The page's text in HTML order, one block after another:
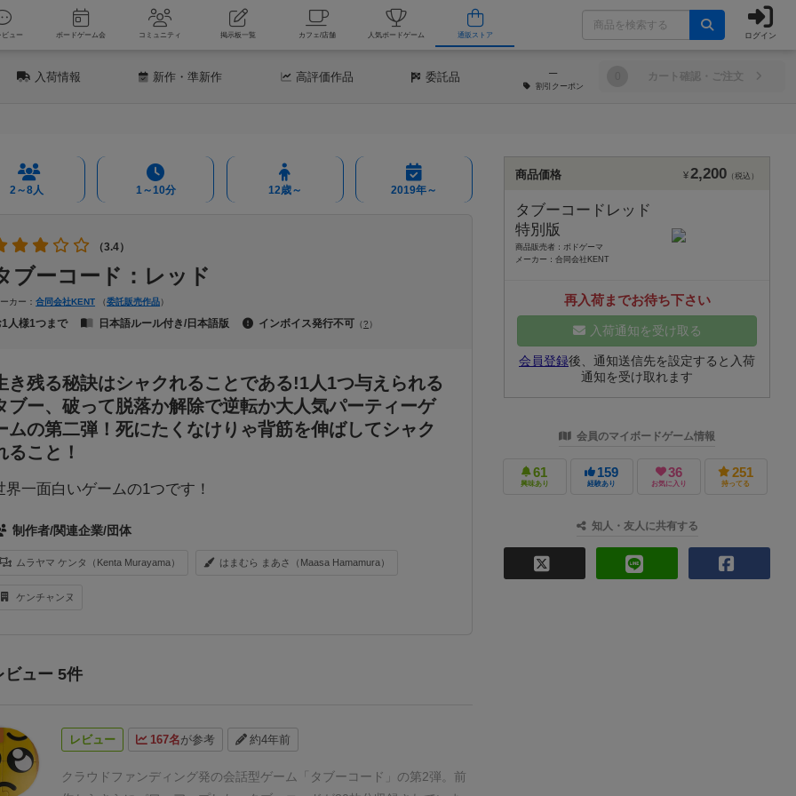
新着レビュー ボードゲーム会 コミュニティ 掲示板一覧 カフェ/店舗 人気ボードゲーム 通販ストア ログイン
入荷情報 新作 ・準新作 高評価作品 委託品 ─
割引 クーポン
カート確認・ご注文
2～8人 1～10分 12歳～ 2019年～
（3.4）
ブーコード：レッド
カー：合同会社KENT （委託販売作品）
1人様1つまで 日本語ルール付き/日本語版 インボイス発行不可 （? ）
き残る秘訣はシャクれることである!1人1つ与えられる
ブー、破って脱落か解除で逆転か大人気パーティーゲ
ムの第二弾！死にたくなけりゃ背筋を伸ばしてシャク
ること！
界一面白いゲームの1つです！
制作者/関連企業/団体
ムラヤマ ケンタ（Kenta Murayama） はまむら まあさ（Maasa Hamamura）
ケンチャンヌ
ビュー 5件
レビュー 167名が参考 約4年前
クラウドファンディング発の会話型ゲーム「タブーコード」の第2弾。前
商品価格 ¥2,200 （税込）
タブーコードレッド
特別版
商品販売者：ボドゲーマ
メーカー：合同会社KENT
再入荷までお待ち下さい
入荷通知を受け取る
会員登録後、通知送信先を設定すると入荷
通知を受け取れます
会員のマイボードゲーム情報
61
興味あり
159
経験あり
36
お気に入り
251
持ってる
知人・友人に共有する